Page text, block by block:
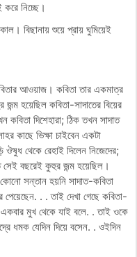
নিচ্ছে।
বিছানায় শুয়ে প্রায় ঘুমিয়েই
আওয়াজ। কবিতা তার একমাত্র
হয়েছিল কবিতা-সাদাতের বিয়ের
কবিতা দিশেহারা; ঠিক তখন সাদাত
কাছে ভিক্ষা চাইবেন একটা
ঔষুধ থেকে রেহাই দিলেন নিজেদের;
বছরেই কুহুর জন্ম হয়েছিল।
সন্তান হয়নি সাদাত-কবিতা
. . তাই দেখা গেছে কবিতা-
মুখ থেকে যাই বলে. . তাই ওকে
ধমক যেদিন দিয়ে বসেন. . ওইদিন